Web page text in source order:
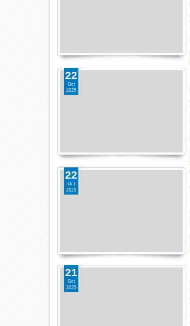
22
Oct
2025
22
Oct
2025
21
Oct
2025